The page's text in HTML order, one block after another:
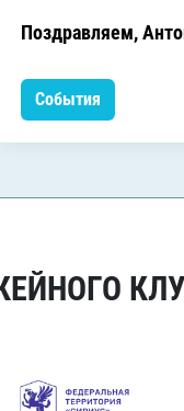
Поздравляем,
События